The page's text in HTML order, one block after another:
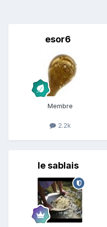
esor6
Membre
2.2k
le sablais